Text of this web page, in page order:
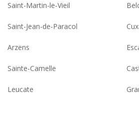
Saint-Martin-le-Vieil
Saint-Jean-de-Paracol
Arzens
Sainte-Camelle
Leucate